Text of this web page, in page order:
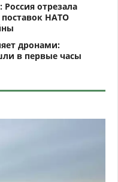
Россия отрезала
НАТО
дронами:
в первые часы